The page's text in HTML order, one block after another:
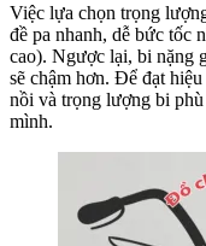
Việc lựa chọn trọng
đề pa nhanh, dễ bức tốc
cao). Ngược lại, bi nặng
sẽ chậm hơn. Để đạt
nồi và trọng lượng bi
mình.